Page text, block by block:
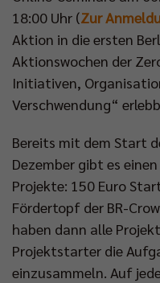
18:00 Uhr (Zur
Aktion in die ersten
Aktionswochen der
Initiativen,
Verschwendung“
Bereits mit dem Start
Dezember gibt es
Projekte: 150 Euro
Fördertopf der BR-
haben dann alle
Projektstarter die
einzusammeln. Auf